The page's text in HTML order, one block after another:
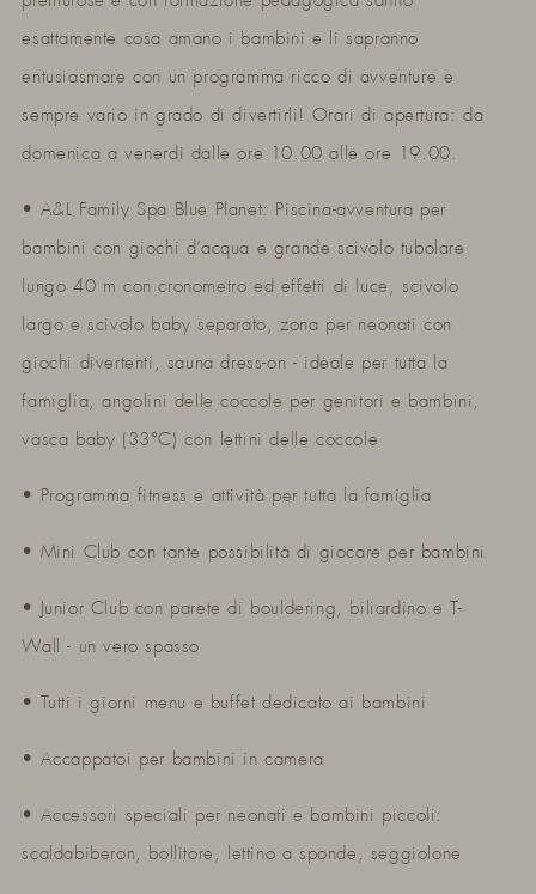
esattamente cosa amano i bambini e li sapranno
entusiasmare con un programma ricco di avventure e
sempre vario in grado di divertirli! Orari di apertura: da
domenica a venerdì dalle ore 10.00 alle ore 19.00.
• A&L Family Spa Blue Planet: Piscina-avventura per
bambini con giochi d’acqua e grande scivolo tubolare
lungo 40 m con cronometro ed effetti di luce, scivolo
largo e scivolo baby separato, zona per neonati con
giochi divertenti, sauna dress-on - ideale per tutta la
famiglia, angolini delle coccole per genitori e bambini,
vasca baby (33°C) con lettini delle coccole
• Programma fitness e attività per tutta la famiglia
• Mini Club con tante possibilità di giocare per bambini
• Junior Club con parete di bouldering, biliardino e T-
Wall - un vero spasso
• Tutti i giorni menu e buffet dedicato ai bambini
• Accappatoi per bambini in camera
• Accessori speciali per neonati e bambini piccoli:
scaldabiberon, bollitore, lettino a sponde, seggiolone